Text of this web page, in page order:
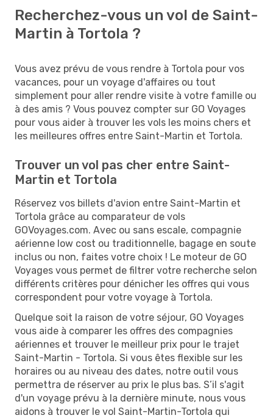
Recherchez-vous un vol de Saint-
Martin à Tortola ?
Vous avez prévu de vous rendre à Tortola pour vos
vacances, pour un voyage d'affaires ou tout
simplement pour aller rendre visite à votre famille ou
à des amis ? Vous pouvez compter sur GO Voyages
pour vous aider à trouver les vols les moins chers et
les meilleures offres entre Saint-Martin et Tortola.
Trouver un vol pas cher entre Saint-
Martin et Tortola
Réservez vos billets d'avion entre Saint-Martin et
Tortola grâce au comparateur de vols
GOVoyages.com. Avec ou sans escale, compagnie
aérienne low cost ou traditionnelle, bagage en soute
inclus ou non, faites votre choix ! Le moteur de GO
Voyages vous permet de filtrer votre recherche selon
différents critères pour dénicher les offres qui vous
correspondent pour votre voyage à Tortola.
Quelque soit la raison de votre séjour, GO Voyages
vous aide à comparer les offres des compagnies
aériennes et trouver le meilleur prix pour le trajet
Saint-Martin - Tortola. Si vous êtes flexible sur les
horaires ou au niveau des dates, notre outil vous
permettra de réserver au prix le plus bas. S’il s'agit
d'un voyage prévu à la dernière minute, nous vous
aidons à trouver le vol Saint-Martin-Tortola qui